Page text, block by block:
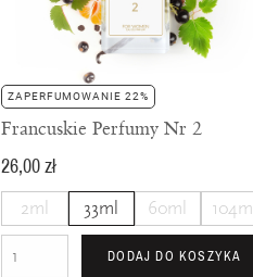
ZAPERFUMOWANIE 22%
Francuskie Perfumy Nr 2
26,00 zł
2ml 33ml 60ml 104ml
DODAJ DO KOSZYKA